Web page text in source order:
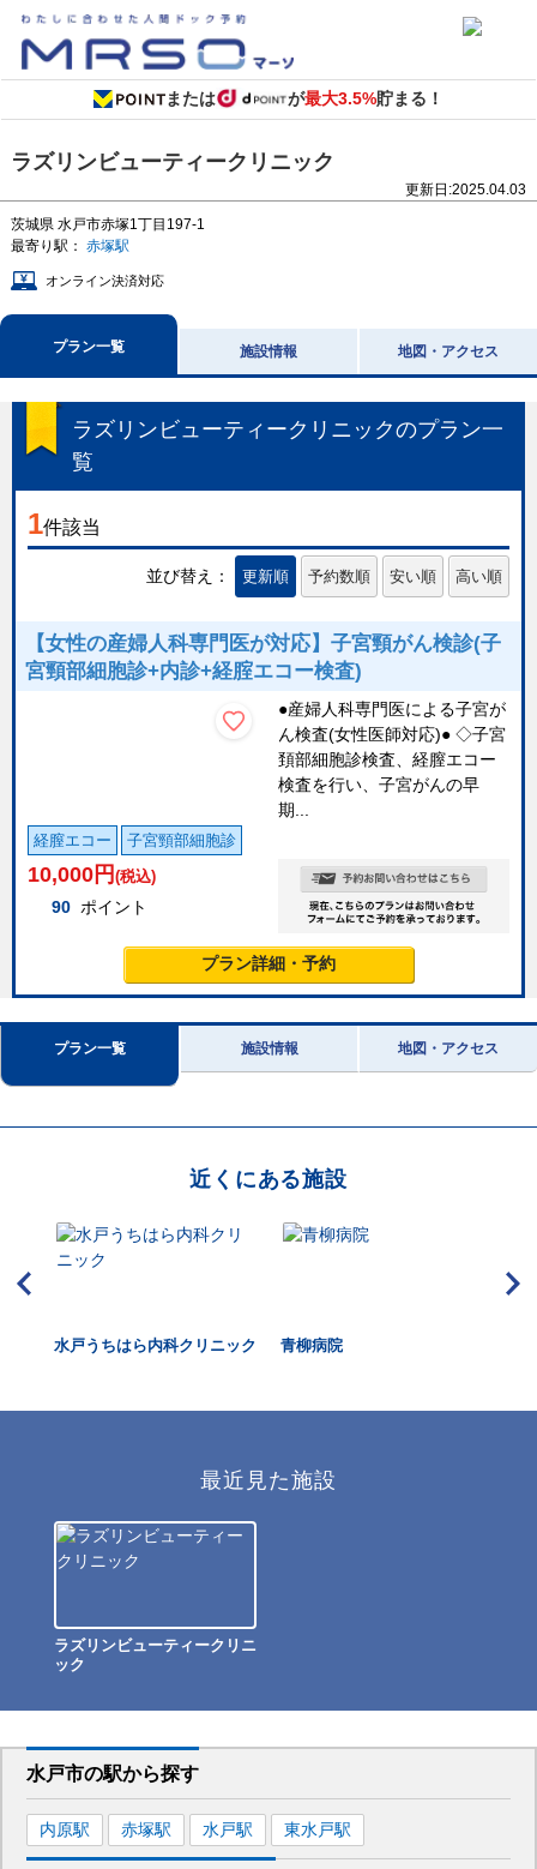
または が最大3.5%貯まる！
ラズリンビューティークリニック
更新日:2025.04.03
茨城県 水戸市赤塚1丁目197-1
最寄り駅： 赤塚駅
オンライン決済対応
プラン一覧 施設情報 地図・アクセス
ラズリンビューティークリニックのプラン一
覧
1件該当
並び替え： 更新順 予約数順 安い順 高い順
【女性の産婦人科専門医が対応】子宮頸がん検診(子
宮頸部細胞診+内診+経腟エコー検査)
●産婦人科専門医による子宮が
ん検査(女性医師対応)● ◇子宮
頚部細胞診検査、経膣エコー
検査を行い、子宮がんの早
期...
経膣エコー 子宮頸部細胞診
10,000 円 (税込)
90 ポイント
プラン詳細・予約
プラン一覧 施設情報 地図・アクセス
近くにある施設
水戸うちはら内科クリニック 青柳病院
最近見た施設
ラズリンビューティークリニ
ック
水戸市の駅から探す
内原駅 赤塚駅 水戸駅 東水戸駅